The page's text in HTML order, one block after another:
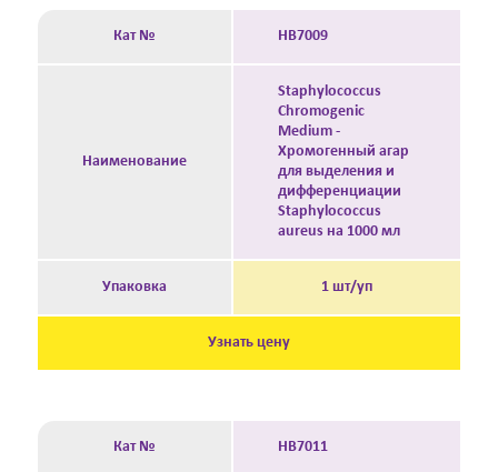
Кат № HB7009
Наименование
Staphylococcus
Chromogenic
Medium -
Хромогенный агар
для выделения и
дифференциации
Staphylococcus
aureus на 1000 мл
Упаковка 1 шт/уп
Узнать цену
Кат № HB7011